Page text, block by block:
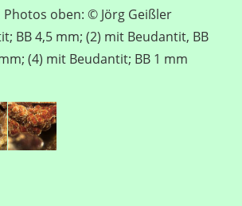
oben: © Jörg Geißler
BB 4,5 mm; (2) mit Beudantit, BB
(4) mit Beudantit; BB 1 mm